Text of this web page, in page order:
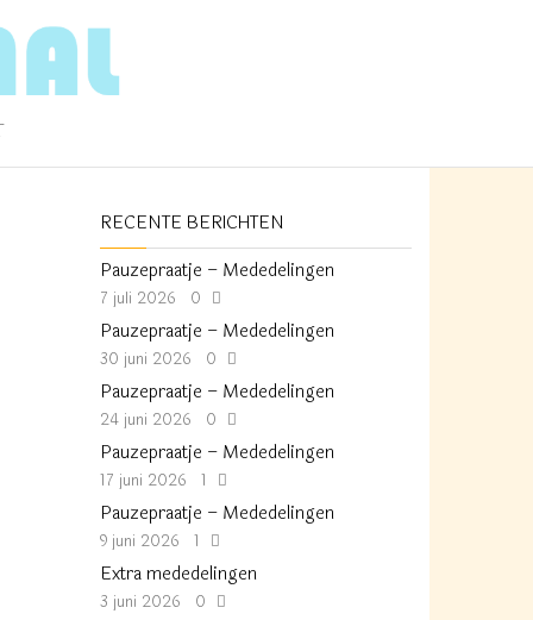
RECENTE BERICHTEN
Pauzepraatje – Mededelingen
7 juli 2026 0
Pauzepraatje – Mededelingen
30 juni 2026 0
Pauzepraatje – Mededelingen
24 juni 2026 0
Pauzepraatje – Mededelingen
17 juni 2026 1
Pauzepraatje – Mededelingen
9 juni 2026 1
Extra mededelingen
3 juni 2026 0